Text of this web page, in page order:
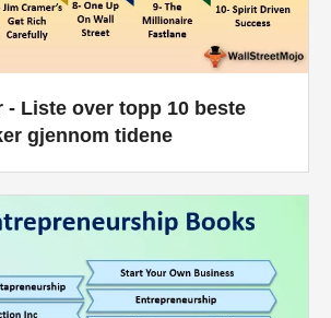
- Liste over topp 10 beste
gjennom tidene